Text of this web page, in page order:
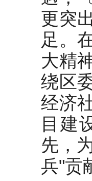
更突
足。
大精
绕区
经济
目建
先，
兵"贡